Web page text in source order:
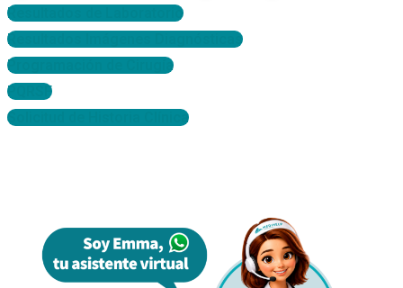
Resultados de Laboratorio
Resultados Imágenes Diagnósticas
Programación de Cirugía
PQRSF
Solicitud de Historia Clínica